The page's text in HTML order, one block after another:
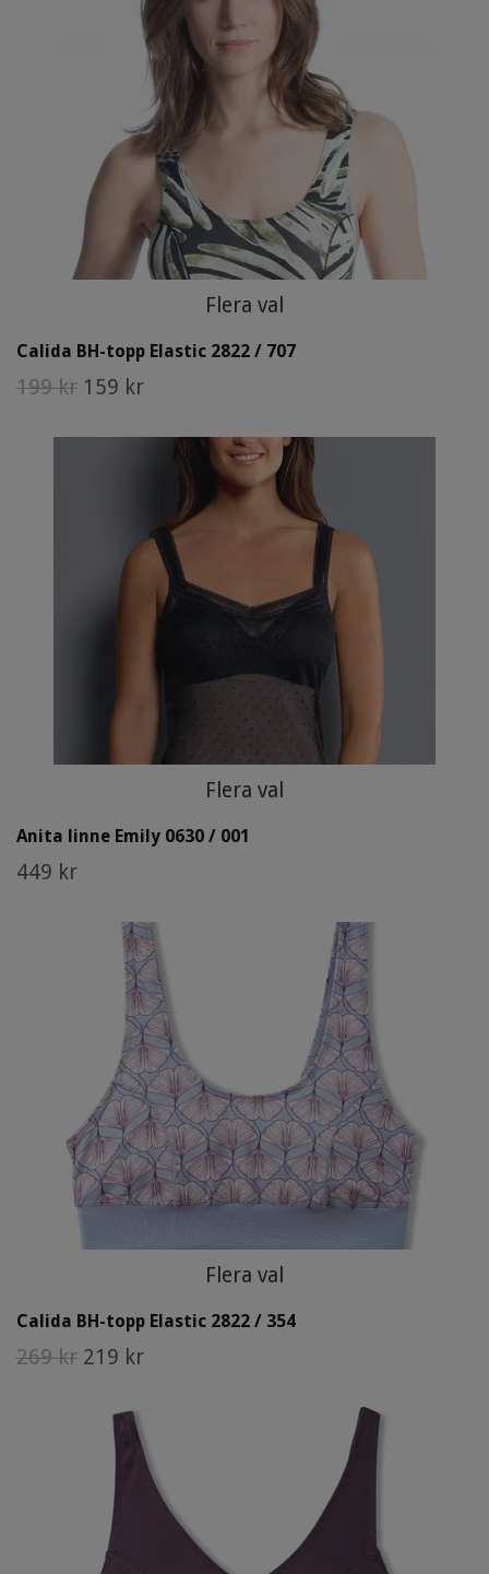
Flera val
Calida BH-topp Elastic 2822 / 707
199 kr 159 kr
Flera val
Anita linne Emily 0630 / 001
449 kr
Flera val
Calida BH-topp Elastic 2822 / 354
269 kr 219 kr